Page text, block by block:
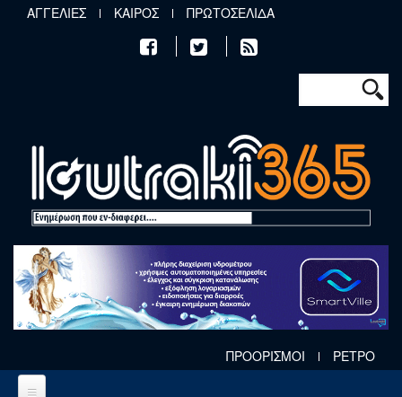
Παράκαμψη προς το κυρίως περιεχόμενο
ΑΓΓΕΛΙΕΣ ΚΑΙΡΟΣ ΠΡΩΤΟΣΕΛΙΔΑ
Φόρμα
Αναζήτηση
ΠΡΟΟΡΙΣΜΟΙ ΡΕΤΡΟ